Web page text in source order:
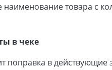
наименование товара с
в чеке
поправка в